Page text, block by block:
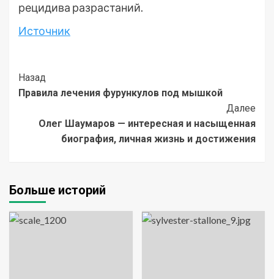
рецидива разрастаний.
Источник
Post
Navigation
Назад
Правила лечения фурункулов под мышкой
Далее
Олег Шаумаров — интересная и насыщенная
биография, личная жизнь и достижения
Больше историй